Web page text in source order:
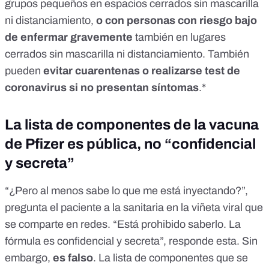
grupos pequeños en espacios cerrados sin mascarilla
ni distanciamiento, o con personas con riesgo bajo
de enfermar gravemente también en lugares
cerrados sin mascarilla ni distanciamiento. También
pueden evitar cuarentenas o realizarse test de
coronavirus si no presentan síntomas.*
La lista de componentes de la vacuna
de Pfizer es pública, no “confidencial
y secreta”
“¿Pero al menos sabe lo que me está inyectando?”,
pregunta el paciente a la sanitaria en la viñeta viral que
se comparte en redes. “Está prohibido saberlo. La
fórmula es confidencial y secreta”, responde esta. Sin
embargo, es falso. La lista de componentes que se